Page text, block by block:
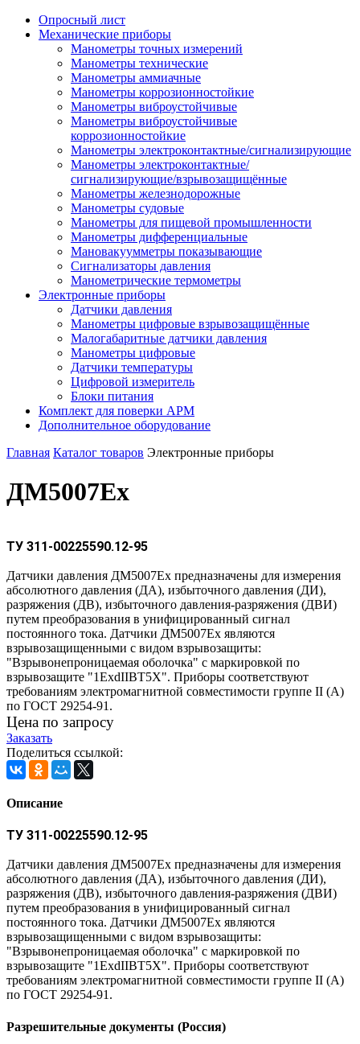
Опросный лист
Механические приборы
Манометры точных измерений
Манометры технические
Манометры аммиачные
Манометры коррозионностойкие
Манометры виброустойчивые
Манометры виброустойчивые
коррозионностойкие
Манометры электроконтактные/сигнализирующие
Манометры электроконтактные/
сигнализирующие/взрывозащищённые
Манометры железнодорожные
Манометры судовые
Манометры для пищевой промышленности
Манометры дифференциальные
Мановакуумметры показывающие
Сигнализаторы давления
Манометрические термометры
Электронные приборы
Датчики давления
Манометры цифровые взрывозащищённые
Малогабаритные датчики давления
Манометры цифровые
Датчики температуры
Цифровой измеритель
Блоки питания
Комплект для поверки АРМ
Дополнительное оборудование
Главная Каталог товаров Электронные приборы
ДМ5007Ex
ТУ 311-00225590.12-95
Датчики давления ДМ5007Ех предназначены для измерения
абсолютного давления (ДА), избыточного давления (ДИ),
разряжения (ДВ), избыточного давления-разряжения (ДВИ)
путем преобразования в унифицированный сигнал
постоянного тока. Датчики ДМ5007Ех являются
взрывозащищенными с видом взрывозащиты:
"Взрывонепроницаемая оболочка" с маркировкой по
взрывозащите "1ЕхdIIВТ5Х". Приборы соответствуют
требованиям электромагнитной совместимости группе II (А)
по ГОСТ 29254-91.
Цена по запросу
Заказать
Поделиться ссылкой:
Описание
ТУ 311-00225590.12-95
Датчики давления ДМ5007Ех предназначены для измерения
абсолютного давления (ДА), избыточного давления (ДИ),
разряжения (ДВ), избыточного давления-разряжения (ДВИ)
путем преобразования в унифицированный сигнал
постоянного тока. Датчики ДМ5007Ех являются
взрывозащищенными с видом взрывозащиты:
"Взрывонепроницаемая оболочка" с маркировкой по
взрывозащите "1ЕхdIIВТ5Х". Приборы соответствуют
требованиям электромагнитной совместимости группе II (А)
по ГОСТ 29254-91.
Разрешительные документы (Россия)